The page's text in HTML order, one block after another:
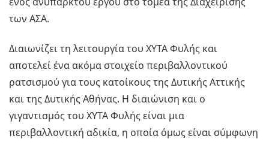
των ΑΣΑ.
Διαιωνίζει τη λειτουργία του ΧΥΤΑ Φυλής και
αποτελεί ένα ακόμα στοιχείο περιβαλλοντικού
ρατσισμού για τους κατοίκους της Δυτικής Αττικής
και της Δυτικής Αθήνας. Η διαιώνιση και ο
γιγαντισμός του ΧΥΤΑ Φυλής είναι μια
περιβαλλοντική αδικία, η οποία όμως είναι σύμφωνη